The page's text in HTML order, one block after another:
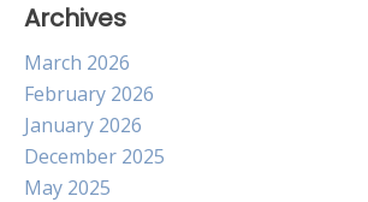
Archives
March 2026
February 2026
January 2026
December 2025
May 2025